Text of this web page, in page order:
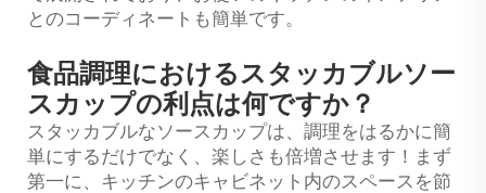
とのコーディネートも簡単です。
食品調理におけるスタッカブルソー
スカップの利点は何ですか？
スタッカブルなソースカップは、調理をはるかに簡
単にするだけでなく、楽しさも倍増させます！まず
第一に、キッチンのキャビネット内のスペースを節